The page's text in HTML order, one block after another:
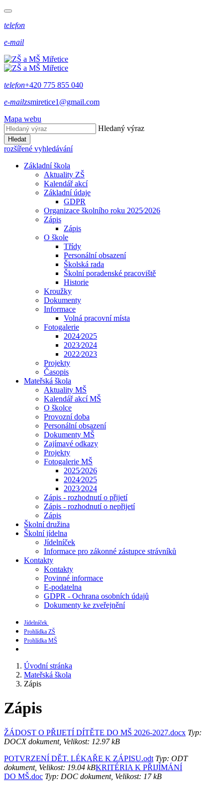
telefon
e-mail
telefon+420 775 855 040
e-mailzsmiretice1@gmail.com
Mapa webu
Hledaný výraz
Hledat
rozšířené vyhledávání
Základní škola
Aktuality ZŠ
Kalendář akcí
Základní údaje
GDPR
Organizace školního roku 2025⁄2026
Zápis
Zápis
O škole
Třídy
Personální obsazení
Školská rada
Školní poradenské pracoviště
Historie
Kroužky
Dokumenty
Informace
Volná pracovní místa
Fotogalerie
2024⁄2025
2023⁄2024
2022⁄2023
Projekty
Časopis
Mateřská škola
Aktuality MŠ
Kalendář akcí MŠ
O školce
Provozní doba
Personální obsazení
Dokumenty MŠ
Zajímavé odkazy
Projekty
Fotogalerie MŠ
2025⁄2026
2024⁄2025
2023⁄2024
Zápis - rozhodnutí o přijetí
Zápis - rozhodnutí o nepřijetí
Zápis
Školní družina
Školní jídelna
Jídelníček
Informace pro zákonné zástupce strávníků
Kontakty
Kontakty
Povinné informace
E-podatelna
GDPR - Ochrana osobních údajů
Dokumenty ke zveřejnění
Jídelníček
Prohlídka ZŠ
Prohlídka MŠ
Úvodní stránka
Mateřská škola
Zápis
Zápis
ŽÁDOST O PŘIJETÍ DÍTĚTE DO MŠ 2026-2027.docx Typ:
DOCX dokument, Velikost: 12.97 kB
POTVRZENÍ DĚT. LÉKAŘE K ZÁPISU.odt Typ: ODT
dokument, Velikost: 19.04 kBKRITÉRIA K PŘIJÍMÁNÍ
DO MŠ.doc Typ: DOC dokument, Velikost: 17 kB